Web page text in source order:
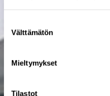
valinta
Välttämätön
Mieltymykset
Tilastot